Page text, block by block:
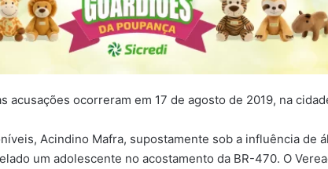
acusações ocorreram em 17 de agosto de 2019, na
Acindino Mafra, supostamente sob a influência de
um adolescente no acostamento da BR-470. O